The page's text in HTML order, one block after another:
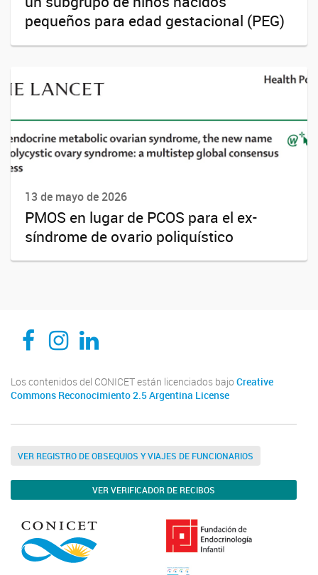
pequeños para edad gestacional (PEG)
13 de mayo de 2026
PMOS en lugar de PCOS para el ex-
síndrome de ovario poliquístico
CEDIE, Centro de Investigaciones Endocrinológicas Dr. César Bergadá
CEDIE, Centro de Investigaciones Endocrinológicas Dr. César Bergadá
CEDIE, Centro de Investigaciones Endocrinológicas Dr. César Bergadá
Los contenidos del CONICET están licenciados bajo Creative
Commons Reconocimiento 2.5 Argentina License
VER REGISTRO DE OBSEQUIOS Y VIAJES DE FUNCIONARIOS
VER VERIFICADOR DE RECIBOS